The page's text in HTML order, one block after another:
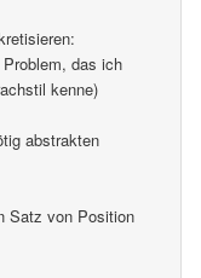
das ich
kenne)
abstrakten
Satz von Position